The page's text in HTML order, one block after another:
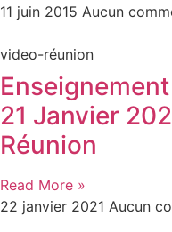
11 juin 2015 Aucun
video-réunion
21 Janvier
Réunion
Read More »
22 janvier 2021 Aucun